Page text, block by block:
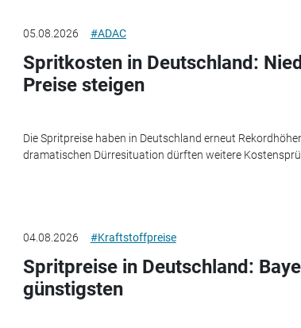
05.08.2026 #ADAC
Spritkosten in Deutschland:
Preise steigen
Die Spritpreise haben in Deutschland erneut
dramatischen Dürresituation dürften weitere
04.08.2026 #Kraftstoffpreise
Spritpreise in Deutschland:
günstigsten